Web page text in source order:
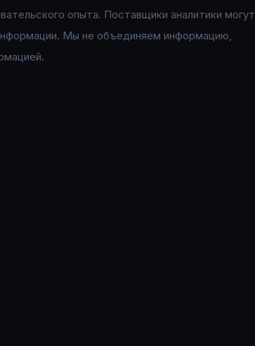
опыта. Поставщики аналитики могут
Мы не объединяем информацию,